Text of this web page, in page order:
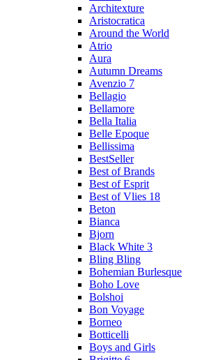
Architexture
Aristocratica
Around the World
Atrio
Aura
Autumn Dreams
Avenzio 7
Bellagio
Bellamore
Bella Italia
Belle Epoque
Bellissima
BestSeller
Best of Brands
Best of Esprit
Best of Vlies 18
Beton
Bianca
Bjorn
Black White 3
Bling Bling
Bohemian Burlesque
Boho Love
Bolshoi
Bon Voyage
Borneo
Botticelli
Boys and Girls